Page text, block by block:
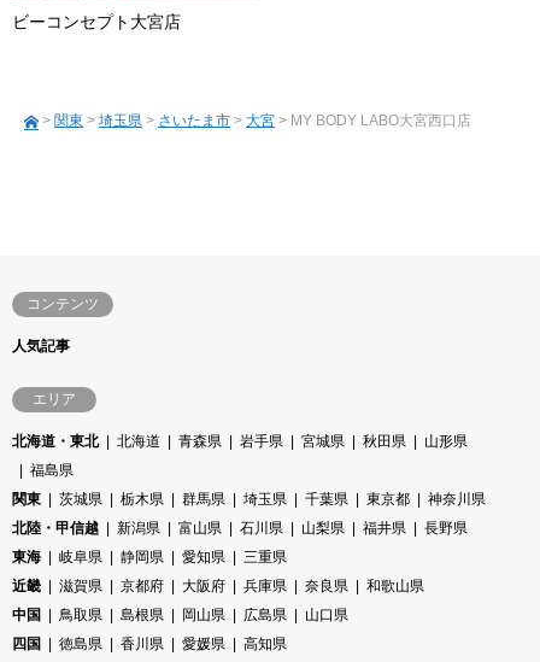
ビーコンセプト大宮店
> 関東 > 埼玉県 > さいたま市 > 大宮 > MY BODY LABO大宮西口店
コンテンツ
人気記事
エリア
北海道・東北 北海道 青森県 岩手県 宮城県 秋田県
山形県
福島県
関東
茨城県 栃木県 群馬県 埼玉県 千葉県 東京都
神奈川県
北陸・甲信越
新潟県 富山県 石川県 山梨県 福井県
長野県
東海
岐阜県 静岡県 愛知県
三重県
近畿
滋賀県 京都府 大阪府 兵庫県 奈良県
和歌山県
中国
鳥取県 島根県 岡山県 広島県
山口県
四国
徳島県 香川県 愛媛県 高知県